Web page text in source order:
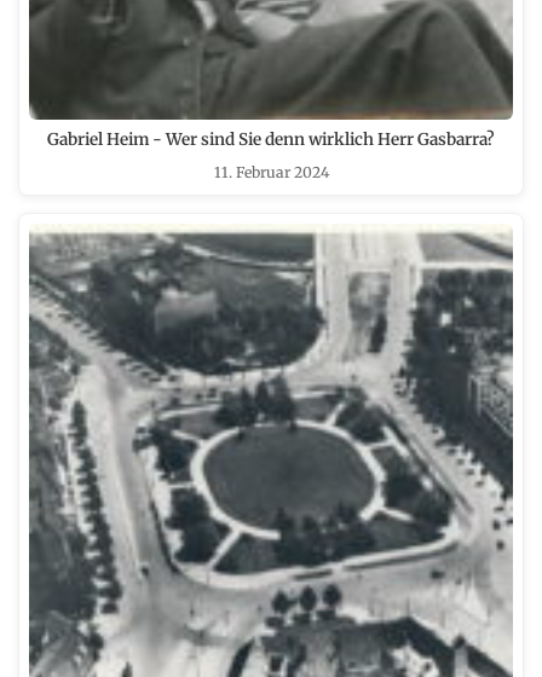
Gabriel Heim - Wer sind Sie denn wirklich Herr Gasbarra?
11. Februar 2024